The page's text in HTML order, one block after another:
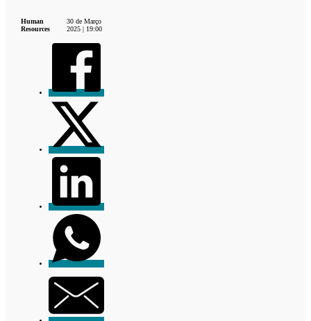
Human
Resources
30 de Março
2025 | 19:00